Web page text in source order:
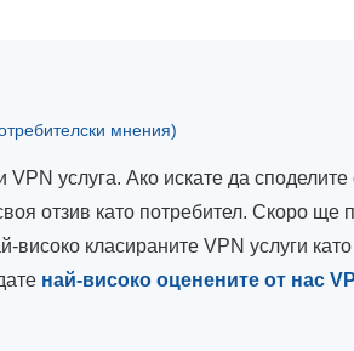
мнения)
услуга. Ако искате да споделите
отзив като потребител. Скоро ще
високо класираните VPN услуги като
най-високо оценените от нас